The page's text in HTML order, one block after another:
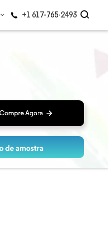
+1 617-765-2493